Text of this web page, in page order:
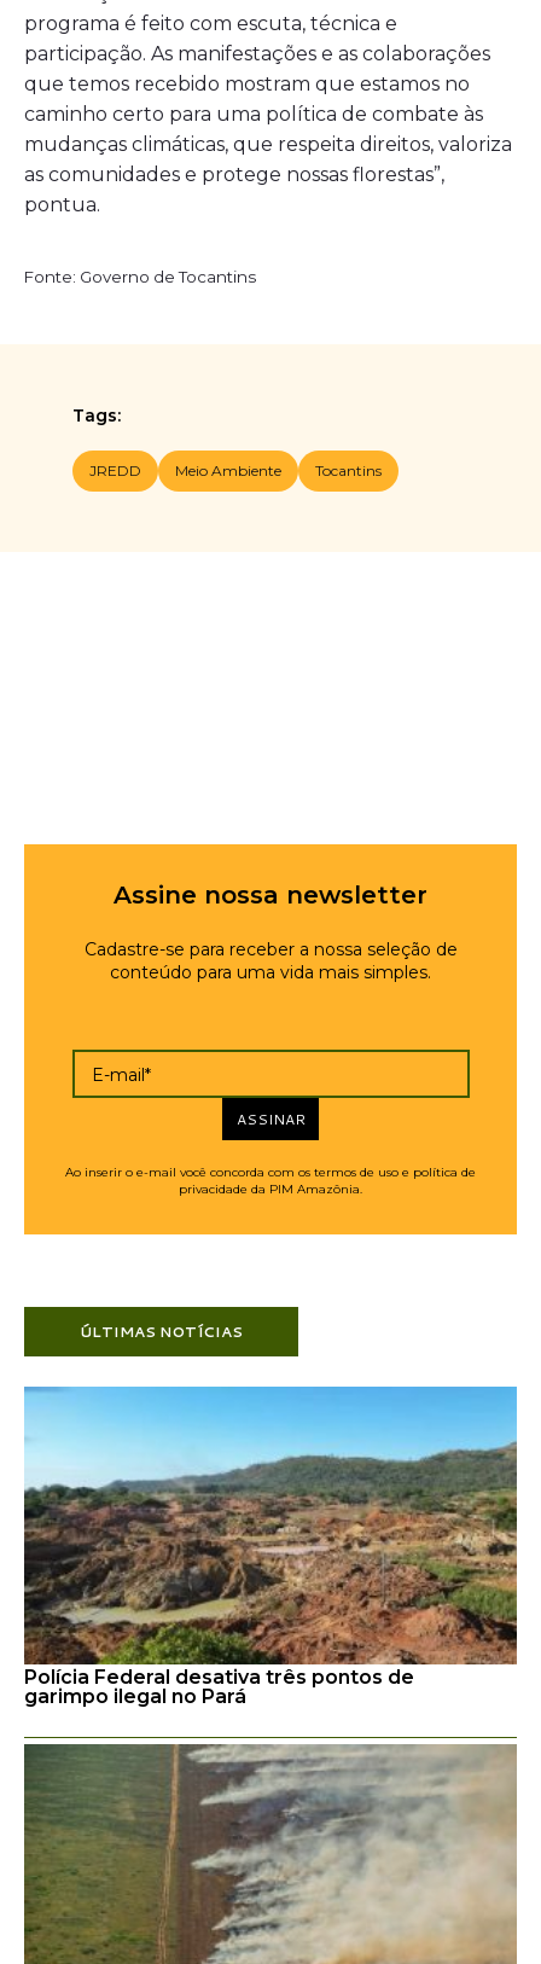
programa é feito com escuta, técnica e
participação. As manifestações e as colaborações
que temos recebido mostram que estamos no
caminho certo para uma política de combate às
mudanças climáticas, que respeita direitos, valoriza
as comunidades e protege nossas florestas”,
pontua.
Fonte: Governo de Tocantins
Tags:
JREDD Meio Ambiente Tocantins
Assine nossa newsletter
Cadastre-se para receber a nossa seleção de
conteúdo para uma vida mais simples.
E-mail*
ASSINAR
Ao inserir o e-mail você concorda com os termos de uso e política de
privacidade da PIM Amazônia.
ÚLTIMAS NOTÍCIAS
Polícia Federal desativa três pontos de
garimpo ilegal no Pará